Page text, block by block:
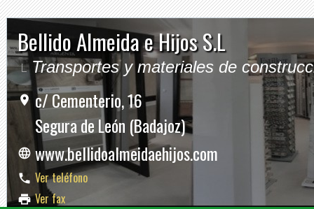
Bellido Almeida e Hijos S.L
Transportes y materiales de
c/ Cementerio, 16
Segura de León (Badajoz)
www.bellidoalmeidaehijos.com
Ver teléfono
Ver fax